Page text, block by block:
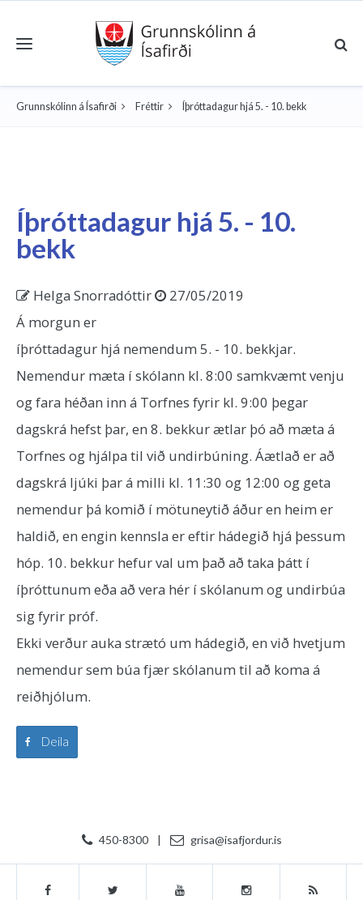
Toggle navigation
Grunnskólinn á Ísafirði Fréttir Íþróttadagur hjá 5. - 10. bekk
Íþróttadagur hjá 5. - 10.
bekk
Helga Snorradóttir
27/05/2019
Á morgun er
íþróttadagur hjá nemendum 5. - 10. bekkjar.
Nemendur mæta í skólann kl. 8:00 samkvæmt venju
og fara héðan inn á Torfnes fyrir kl. 9:00 þegar
dagskrá hefst þar, en 8. bekkur ætlar þó að mæta á
Torfnes og hjálpa til við undirbúning. Áætlað er að
dagskrá ljúki þar á milli kl. 11:30 og 12:00 og geta
nemendur þá komið í mötuneytið áður en heim er
haldið, en engin kennsla er eftir hádegið hjá þessum
hóp. 10. bekkur hefur val um það að taka þátt í
íþróttunum eða að vera hér í skólanum og undirbúa
sig fyrir próf.
Ekki verður auka strætó um hádegið, en við hvetjum
nemendur sem búa fjær skólanum til að koma á
reiðhjólum.
Deila
450-8300 | grisa@isafjordur.is